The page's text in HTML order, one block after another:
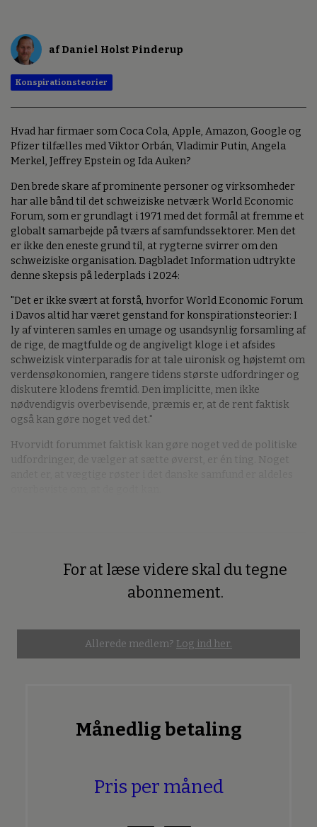
af Daniel Holst Pinderup
Konspirationsteorier
Hvad har firmaer som Coca Cola, Apple, Amazon, Google og
Pfizer tilfælles med Viktor Orbán, Vladimir Putin, Angela
Merkel, Jeffrey Epstein og Ida Auken?
Den brede skare af prominente personer og virksomheder
har alle bånd til det schweiziske netværk World Economic
Forum, som er grundlagt i 1971 med det formål at fremme et
globalt samarbejde på tværs af samfundssektorer. Men det
er ikke den eneste grund til, at rygterne svirrer om den
schweiziske organisation. Dagbladet Information udtrykte
denne skepsis på lederplads i 2024:
"Det er ikke svært at forstå, hvorfor World Economic Forum
i Davos altid har været genstand for konspirationsteorier: I
ly af vinteren samles en umage og usandsynlig forsamling af
de rige, de magtfulde og de angiveligt kloge i et afsides
schweizisk vinterparadis for at tale uironisk og højstemt om
verdensøkonomien, rangere tidens største udfordringer og
diskutere klodens fremtid. Den implicitte, men ikke
nødvendigvis overbevisende, præmis er, at de rent faktisk
også kan gøre noget ved det."
Hvorvidt forummet faktisk kan gøre noget ved de politiske
udfordringer, de vælger at sætte øverst, er én ting. Noget
For at læse videre skal du tegne
abonnement.
Allerede medlem? Log ind her.
Månedlig betaling
Pris per måned